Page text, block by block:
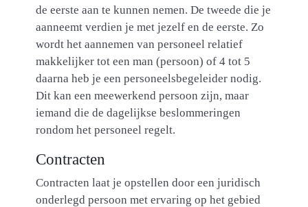
de eerste aan te kunnen nemen. De tweede die je
aanneemt verdien je met jezelf en de eerste. Zo
wordt het aannemen van personeel relatief
makkelijker tot een man (persoon) of 4 tot 5
daarna heb je een personeelsbegeleider nodig.
Dit kan een meewerkend persoon zijn, maar
iemand die de dagelijkse beslommeringen
rondom het personeel regelt.
Contracten
Contracten laat je opstellen door een juridisch
onderlegd persoon met ervaring op het gebied